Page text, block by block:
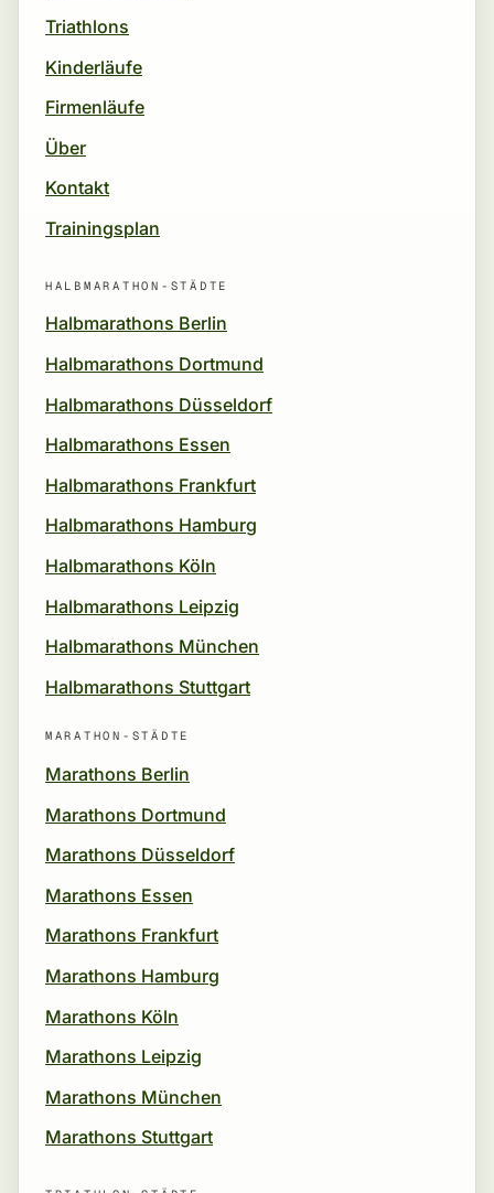
Triathlons
Kinderläufe
Firmenläufe
Über
Kontakt
Trainingsplan
HALBMARATHON-STÄDTE
Halbmarathons Berlin
Halbmarathons Dortmund
Halbmarathons Düsseldorf
Halbmarathons Essen
Halbmarathons Frankfurt
Halbmarathons Hamburg
Halbmarathons Köln
Halbmarathons Leipzig
Halbmarathons München
Halbmarathons Stuttgart
MARATHON-STÄDTE
Marathons Berlin
Marathons Dortmund
Marathons Düsseldorf
Marathons Essen
Marathons Frankfurt
Marathons Hamburg
Marathons Köln
Marathons Leipzig
Marathons München
Marathons Stuttgart